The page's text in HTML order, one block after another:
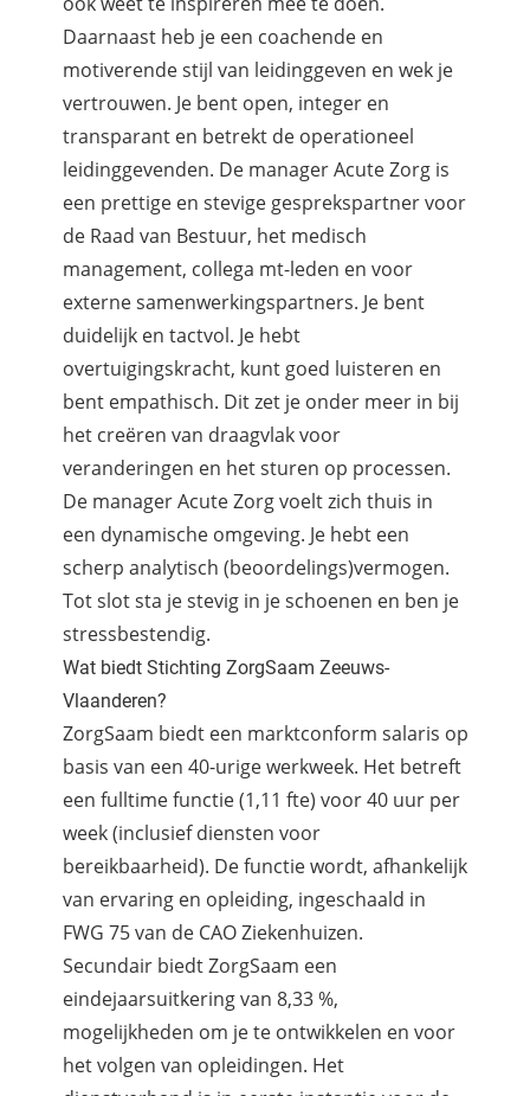
Daarnaast heb je een coachende en
motiverende stijl van leidinggeven en wek je
vertrouwen. Je bent open, integer en
transparant en betrekt de operationeel
leidinggevenden. De manager Acute Zorg is
een prettige en stevige gesprekspartner voor
de Raad van Bestuur, het medisch
management, collega mt-leden en voor
externe samenwerkingspartners. Je bent
duidelijk en tactvol. Je hebt
overtuigingskracht, kunt goed luisteren en
bent empathisch. Dit zet je onder meer in bij
het creëren van draagvlak voor
veranderingen en het sturen op processen.
De manager Acute Zorg voelt zich thuis in
een dynamische omgeving. Je hebt een
scherp analytisch (beoordelings)vermogen.
Tot slot sta je stevig in je schoenen en ben je
stressbestendig.
Wat biedt Stichting ZorgSaam Zeeuws-
Vlaanderen?
ZorgSaam biedt een marktconform salaris op
basis van een 40-urige werkweek. Het betreft
een fulltime functie (1,11 fte) voor 40 uur per
week (inclusief diensten voor
bereikbaarheid). De functie wordt, afhankelijk
van ervaring en opleiding, ingeschaald in
FWG 75 van de CAO Ziekenhuizen.
Secundair biedt ZorgSaam een
eindejaarsuitkering van 8,33 %,
mogelijkheden om je te ontwikkelen en voor
het volgen van opleidingen. Het